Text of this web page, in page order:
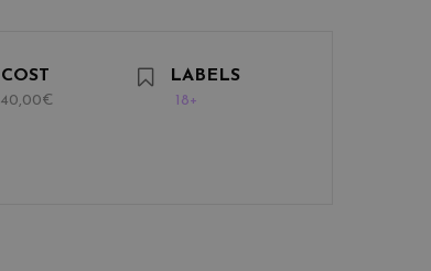
COST
40,00€
LABELS
18+